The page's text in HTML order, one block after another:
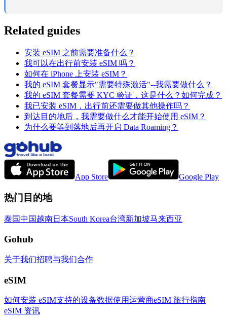
Related guides
安装 eSIM 之前需要准备什么？
我可以在出行前安装 eSIM 吗？
如何在 iPhone 上安装 eSIM？
我的 eSIM 套餐显示"需要特殊激活"--我需要做什么？
我的 eSIM 套餐需要 KYC 验证，这是什么？如何完成？
我已安装 eSIM，出行前还需要做其他操作吗？
到达目的地后，我需要做什么才能开始使用 eSIM？
为什么要等到落地后再开启 Data Roaming？
App Store Google Play
热门目的地
泰国中国越南日本South Korea台湾新加坡马来西亚
Gohub
关于我们招聘与我们合作
eSIM
如何安装 eSIM支持的设备数据使用运营商eSIM 旅行指南
eSIM 资讯